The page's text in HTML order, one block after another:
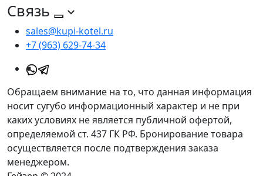
Связь
sales@kupi-kotel.ru
+7 (963) 629-74-34
Обращаем внимание на то, что данная информация
носит сугубо информационный характер и не при
каких условиях не является публичной офертой,
определяемой ст. 437 ГК РФ. Бронирование товара
осуществляется после подтверждения заказа
менеджером.